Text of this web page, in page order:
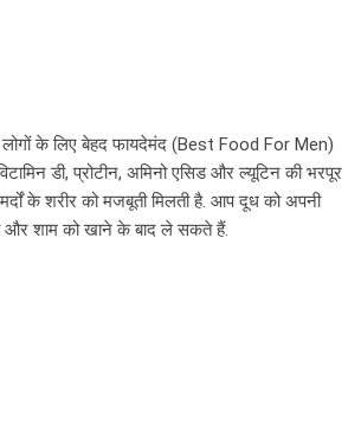
के लिए बेहद फायदेमंद (Best Food For Men)
डी, प्रोटीन, अमिनो एसिड और ल्यूटिन की भरपूर
मर्दों के शरीर को मजबूती मिलती है. आप दूध को अपनी
शाम को खाने के बाद ले सकते हैं.